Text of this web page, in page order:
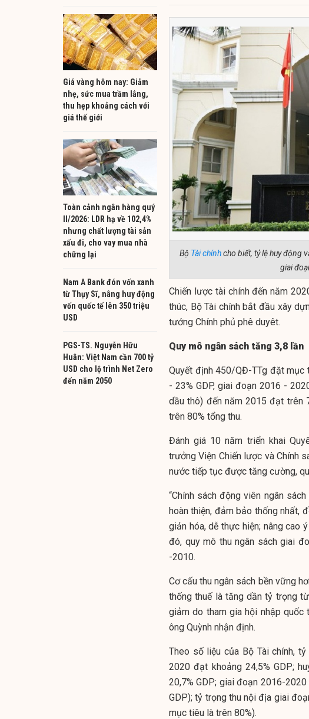
Giá vàng hôm nay: Giảm
nhẹ, sức mua trầm lắng,
thu hẹp khoảng cách với
giá thế giới
Toàn cảnh ngân hàng quý
II/2026: LDR hạ về 102,4%
nhưng chất lượng tài sản
xấu đi, cho vay mua nhà
chững lại
Nam A Bank đón vốn xanh
từ Thụy Sĩ, nâng huy động
vốn quốc tế lên 350 triệu
USD
PGS-TS. Nguyễn Hữu
Huân: Việt Nam cần 700 tỷ
USD cho lộ trình Net Zero
đến năm 2050
Bộ Tài chínhcho biết, tỷ lệ huy động
giai
Chiến lược tài chính đến năm
thúc, Bộ Tài chính bắt đầu xây
tướng Chính phủ phê duyêt.
Quy mô ngân sách tăng 3,8 lần
Quyết định 450/QĐ-TTg đặt mục
- 23% GDP, giai đoạn 2016 -
dầu thô) đến năm 2015 đạt trên
trên 80% tổng thu.
Đánh giá 10 năm triển khai
trưởng Viện Chiến lược và Chính
nước tiếp tục được tăng cường,
“Chính sách động viên ngân
hoàn thiện, đảm bảo thống nhất,
giản hóa, dễ thực hiện; nâng cao
đó, quy mô thu ngân sách giai
-2010.
Cơ cấu thu ngân sách bền vững
thống thuế là tăng dần tỷ trọng
giảm do tham gia hội nhập quốc
ông Quỳnh nhận định.
Theo số liệu của Bộ Tài chính,
2020 đạt khoảng 24,5% GDP;
20,7% GDP; giai đoạn 2016-
GDP); tỷ trọng thu nội địa giai
mục tiêu là trên 80%).